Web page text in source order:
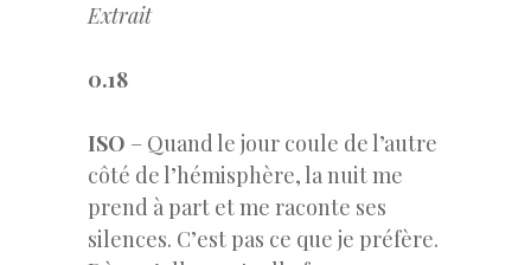
Extrait
0.18
ISO – Quand le jour coule de l’autre
côté de l’hémisphère, la nuit me
prend à part et me raconte ses
silences. C’est pas ce que je préfère.